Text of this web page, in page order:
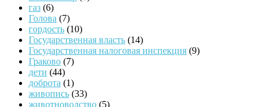
газ (6)
Голова (7)
гордость (10)
Государственная власть (14)
Государственная налоговая инспекция (9)
Граково (7)
дети (44)
доброта (1)
живопись (33)
животноводство (5)